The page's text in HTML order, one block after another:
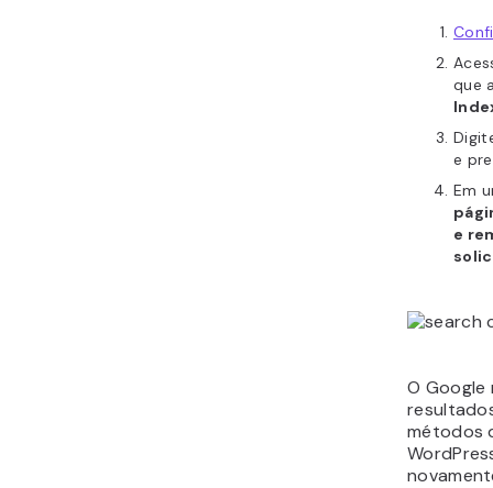
que
e
Em
e
O Google
métodos